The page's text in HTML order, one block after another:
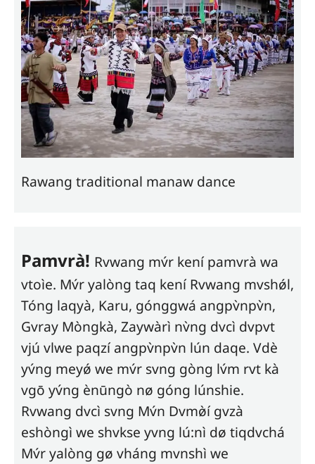
Rawang traditional manaw dance
Pamvrà! Rvwang mv́r kení pamvrà wa
vtoìe. Mv́r yalòng taq kení Rvwang mvshǿl,
Tóng laqyà, Karu, gónggwá angpv̀npv̀n,
Gvray Mòngkà, Zaywàrì nv̀ng dvcì dvpvt
vjú vlwe paqzí angpv̀npv̀n lún daqe. Vdè
yv́ng meyǿ we mv́r svng gòng lv́m rvt kà
vgō yv́ng ènūngò nø góng lúnshie.
Rvwang dvcì svng Mv́n Dvmø̀í gvzà
eshòngì we shvkse yvng lú:nì dø tiqdvchá
Mv́r yalòng gø vháng mvnshì we